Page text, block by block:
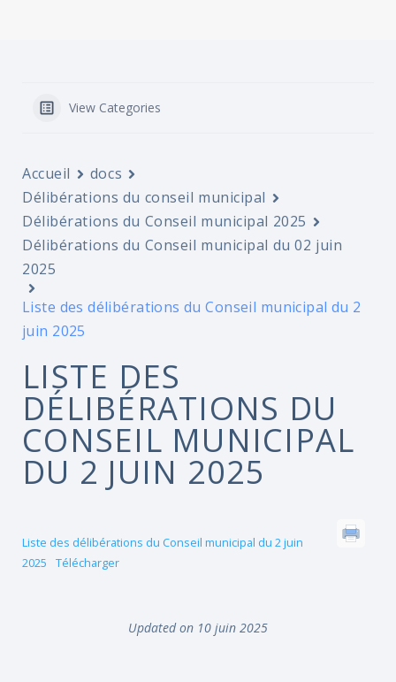
View Categories
Accueil
docs
Délibérations du conseil municipal
Délibérations du Conseil municipal 2025
Délibérations du Conseil municipal du 02 juin
2025
Liste des délibérations du Conseil municipal du 2
juin 2025
LISTE DES
DÉLIBÉRATIONS DU
CONSEIL MUNICIPAL
DU 2 JUIN 2025
Liste des délibérations du Conseil municipal du 2 juin
2025
Télécharger
Updated on 10 juin 2025